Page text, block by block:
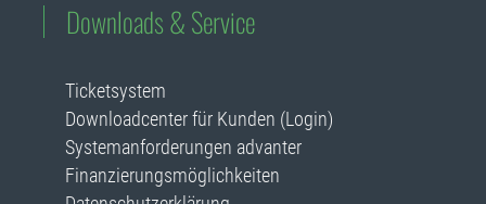
Downloads & Service
Ticketsystem
Downloadcenter für Kunden (Login)
Systemanforderungen advanter
Finanzierungsmöglichkeiten